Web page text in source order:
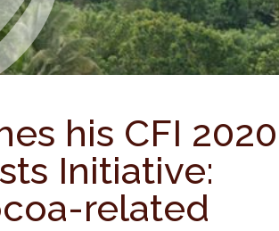
his CFI 2020
Initiative:
related